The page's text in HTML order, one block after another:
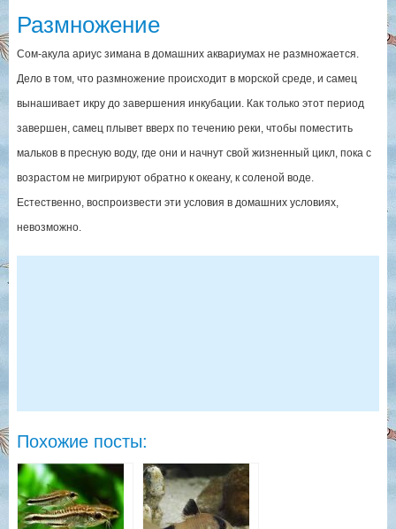
Размножение
Сом-акула ариус зимана в домашних аквариумах не размножается.
Дело в том, что размножение происходит в морской среде, и самец
вынашивает икру до завершения инкубации. Как только этот период
завершен, самец плывет вверх по течению реки, чтобы поместить
мальков в пресную воду, где они и начнут свой жизненный цикл, пока с
возрастом не мигрируют обратно к океану, к соленой воде.
Естественно, воспроизвести эти условия в домашних условиях,
невозможно.
Похожие посты: